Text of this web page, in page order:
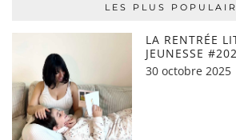
LES PLUS
LA RENTRÉE
JEUNESSE
30 octobre 2025